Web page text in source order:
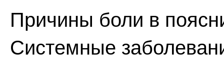
Причины боли в
Системные